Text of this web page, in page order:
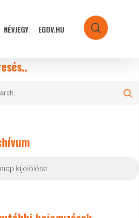
NÉVJEGY EGOV.HU search